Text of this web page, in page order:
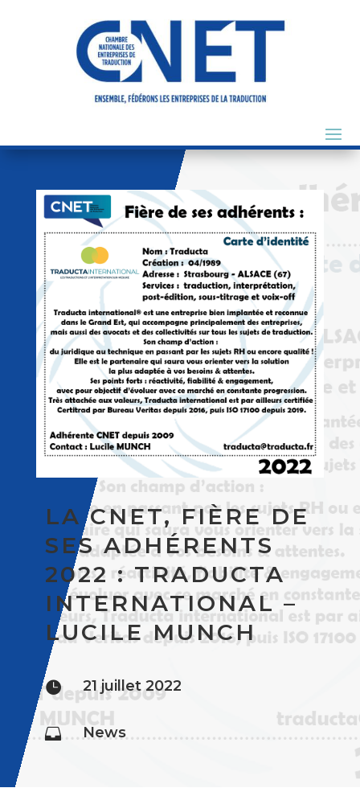
LA CNET, FIÈRE DE
SES ADHÉRENTS
2022 : TRADUCTA
INTERNATIONAL –
LUCILE MUNCH
 21 juillet 2022
 News